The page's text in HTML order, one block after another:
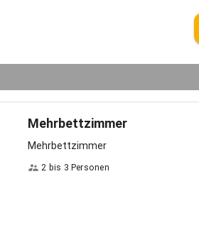
Mehrbettzimmer
Mehrbettzimmer
2 bis 3 Personen